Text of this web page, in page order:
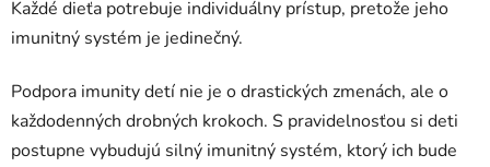
Každé dieťa potrebuje individuálny prístup, pretože jeho
imunitný systém je jedinečný.
Podpora imunity detí nie je o drastických zmenách, ale o
každodenných drobných krokoch. S pravidelnosťou si deti
postupne vybudujú silný imunitný systém, ktorý ich bude